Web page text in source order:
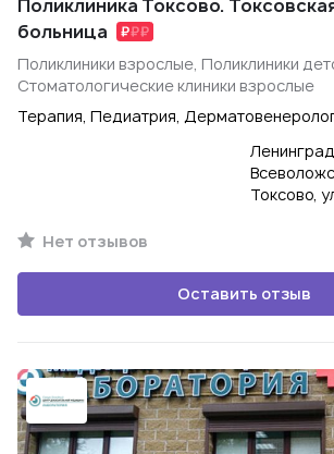
Поликлиника Токсово.
больница
Поликлиники взрослые, Поликлиники
Стоматологические клиники взрослые
Терапия, Педиатрия,
Токсово,
Нет отзывов
Оставить отзыв